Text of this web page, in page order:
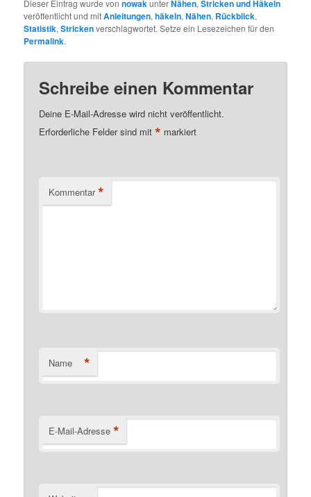
Dieser Eintrag wurde vonnowakunterNähen,Stricken und Häkeln
veröffentlicht und mitAnleitungen,häkeln,Nähen, Rückblick,
Statistik,Strickenverschlagwortet. Setze ein Lesezeichen für den
Permalink.
Schreibe einen Kommentar
Deine E-Mail-Adresse wird nicht veröffentlicht.
Erforderliche Felder sind mit* markiert
Kommentar *
Name *
E-Mail-Adresse *